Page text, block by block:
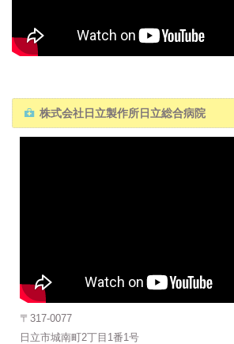
株式会社日立製作所日立総合病院
〒317-0077
日立市城南町2丁目1番1号